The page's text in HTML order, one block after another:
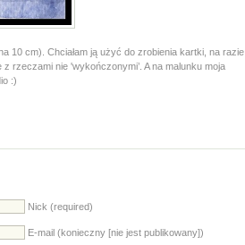
10 cm). Chciałam ją użyć do zrobienia kartki, na razie
rzeczami nie 'wykończonymi’. A na malunku moja
:)
Nick (required)
E-mail (konieczny [nie jest publikowany])